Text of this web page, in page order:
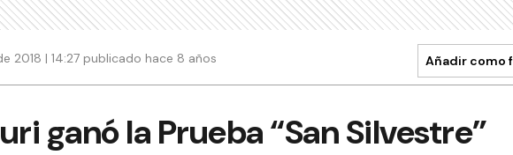
2018 | 14:27 publicado hace 8 años Añadir como
ganó la Prueba “San Silvestre”